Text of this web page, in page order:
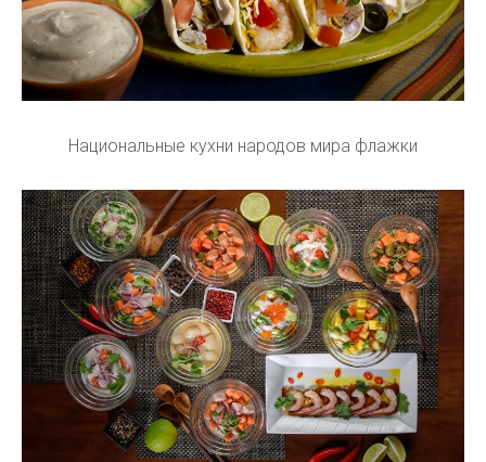
Национальные кухни народов мира флажки